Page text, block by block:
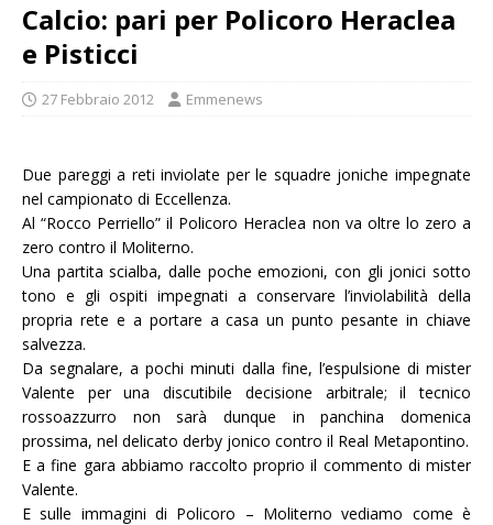
Calcio: pari per Policoro Heraclea
e Pisticci
27 Febbraio 2012 Emmenews
Due pareggi a reti inviolate per le squadre joniche impegnate
nel campionato di Eccellenza.
Al “Rocco Perriello” il Policoro Heraclea non va oltre lo zero a
zero contro il Moliterno.
Una partita scialba, dalle poche emozioni, con gli jonici sotto
tono e gli ospiti impegnati a conservare l’inviolabilità della
propria rete e a portare a casa un punto pesante in chiave
salvezza.
Da segnalare, a pochi minuti dalla fine, l’espulsione di mister
Valente per una discutibile decisione arbitrale; il tecnico
rossoazzurro non sarà dunque in panchina domenica
prossima, nel delicato derby jonico contro il Real Metapontino.
E a fine gara abbiamo raccolto proprio il commento di mister
Valente.
E sulle immagini di Policoro – Moliterno vediamo come è